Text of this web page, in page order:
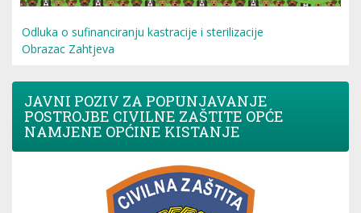
Odluka o sufinanciranju kastracije i sterilizacije
Obrazac Zahtjeva
JAVNI POZIV ZA POPUNJAVANJE
POSTROJBE CIVILNE ZAŠTITE OPĆE
NAMJENE OPĆINE KISTANJE